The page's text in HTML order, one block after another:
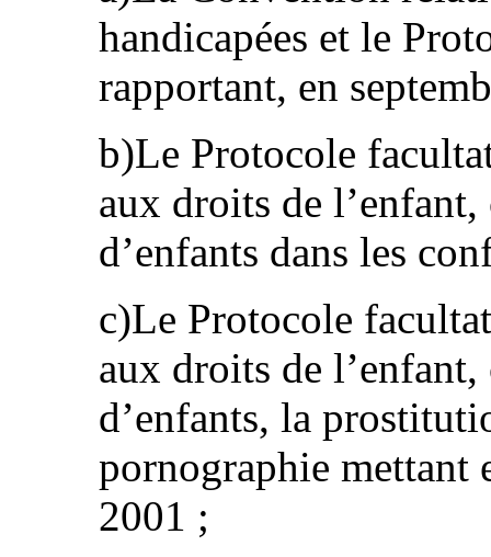
handicapées et le
rapportant, en
b)Le Protocole
aux droits de
d’enfants dans les
c)Le Protocole
aux droits de
d’enfants, la
pornographie mettant
2001 ;